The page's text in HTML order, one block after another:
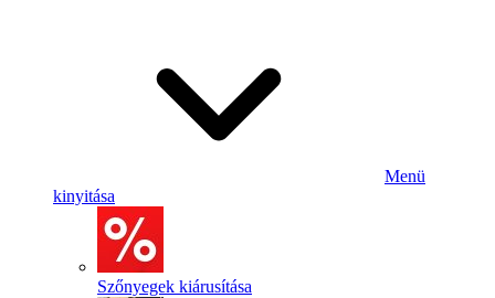
Menü
kinyitása
Szőnyegek kiárusítása